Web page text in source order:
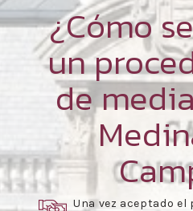
¿Cómo
un
de
Una vez aceptado el